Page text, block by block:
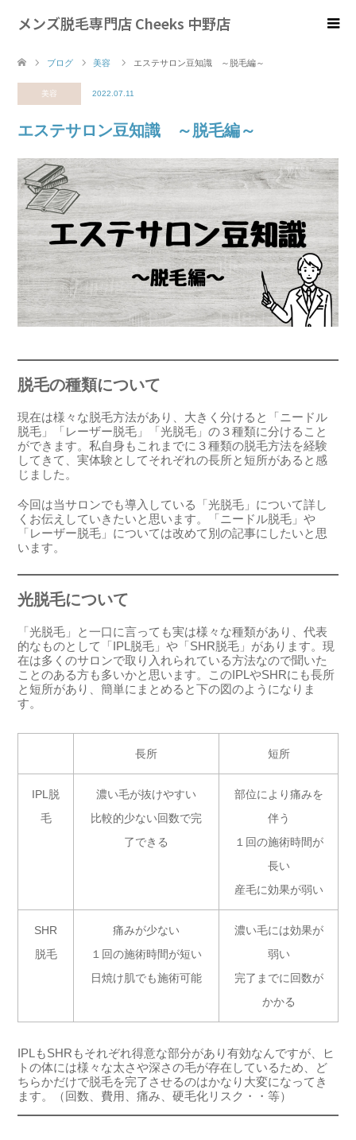
メンズ脱毛専門店 Cheeks 中野店
ブログ 美容 エステサロン豆知識 ～脱毛編～
美容 2022.07.11
エステサロン豆知識 ～脱毛編～
脱毛の種類について
現在は様々な脱毛方法があり、大きく分けると「ニードル
脱毛」「レーザー脱毛」「光脱毛」の３種類に分けること
ができます。私自身もこれまでに３種類の脱毛方法を経験
してきて、実体験としてそれぞれの長所と短所があると感
じました。
今回は当サロンでも導入している「光脱毛」について詳し
くお伝えしていきたいと思います。「ニードル脱毛」や
「レーザー脱毛」については改めて別の記事にしたいと思
います。
光脱毛について
「光脱毛」と一口に言っても実は様々な種類があり、代表
的なものとして「IPL脱毛」や「SHR脱毛」があります。現
在は多くのサロンで取り入れられている方法なので聞いた
ことのある方も多いかと思います。このIPLやSHRにも長所
と短所があり、簡単にまとめると下の図のようになりま
す。
長所 短所
IPL脱
毛
濃い毛が抜けやすい
比較的少ない回数で完
了できる
部位により痛みを
伴う
１回の施術時間が
長い
産毛に効果が弱い
SHR
脱毛
痛みが少ない
１回の施術時間が短い
日焼け肌でも施術可能
濃い毛には効果が
弱い
完了までに回数が
かかる
IPLもSHRもそれぞれ得意な部分があり有効なんですが、ヒ
トの体には様々な太さや深さの毛が存在しているため、ど
ちらかだけで脱毛を完了させるのはかなり大変になってき
ます。（回数、費用、痛み、硬毛化リスク・・等）